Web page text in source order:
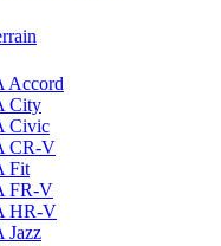
Accord
City
Civic
CR-V
Fit
FR-V
HR-V
Jazz